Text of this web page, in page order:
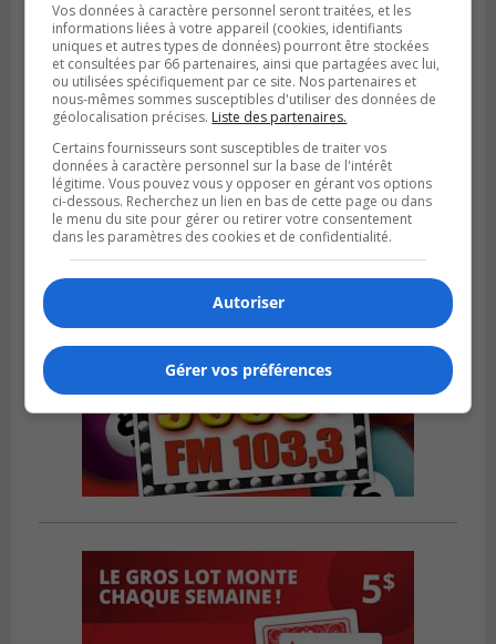
Publié le 4 août 2026 à 13h18
Des fromages de la Laiterie Coaticook
rappelés par l’ACIA
Vos données à caractère personnel seront traitées, et les
informations liées à votre appareil (cookies, identifiants
uniques et autres types de données) pourront être stockées
et consultées par 66 partenaires, ainsi que partagées avec lui,
ou utilisées spécifiquement par ce site. Nos partenaires et
nous-mêmes sommes susceptibles d'utiliser des données de
géolocalisation précises. Liste des partenaires.
Certains fournisseurs sont susceptibles de traiter vos
données à caractère personnel sur la base de l'intérêt
légitime. Vous pouvez vous y opposer en gérant vos options
ci-dessous. Recherchez un lien en bas de cette page ou dans
le menu du site pour gérer ou retirer votre consentement
dans les paramètres des cookies et de confidentialité.
Autoriser
Gérer vos préférences